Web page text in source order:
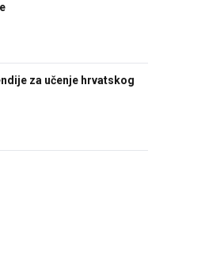
za učenje hrvatskog